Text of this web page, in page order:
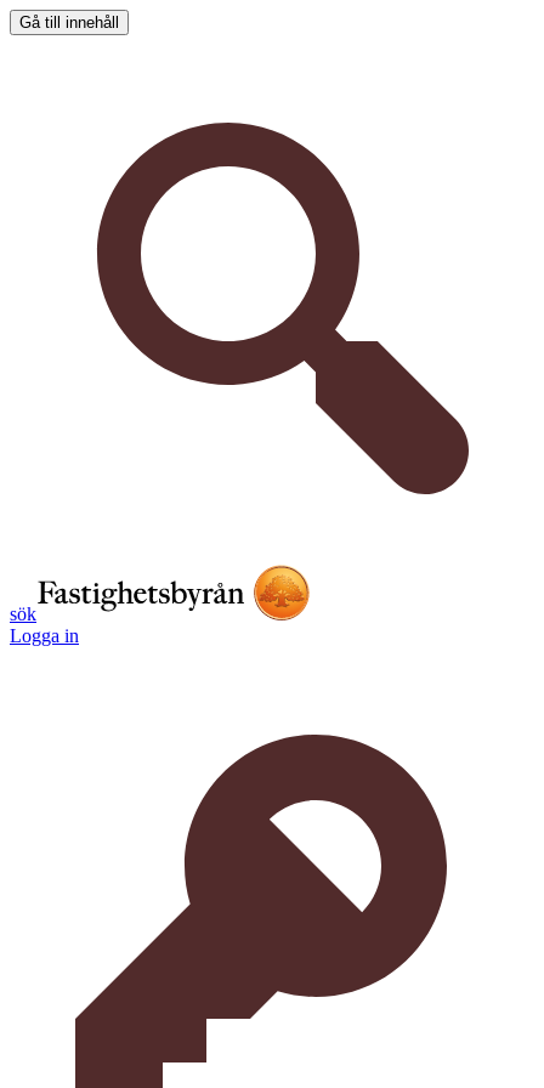
Gå till innehåll
sök
Logga in